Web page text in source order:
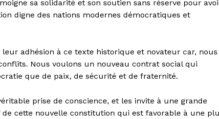
sa solidarité et son soutien sans réserve pour
digne des nations modernes démocratiques et
adhésion à ce texte historique et novateur car, nous
Nous voulons un nouveau contrat social qui
que de paix, de sécurité et de fraternité.
prise de conscience, et les invite à une grande
cette nouvelle constitution qui est favorable à une